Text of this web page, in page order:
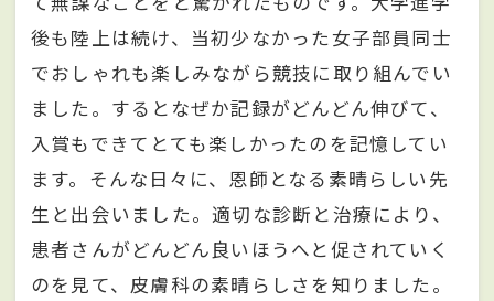
後も陸上は続け、当初少なかった女子部員同士
でおしゃれも楽しみながら競技に取り組んでい
ました。するとなぜか記録がどんどん伸びて、
入賞もできてとても楽しかったのを記憶してい
ます。そんな日々に、恩師となる素晴らしい先
生と出会いました。適切な診断と治療により、
患者さんがどんどん良いほうへと促されていく
のを見て、皮膚科の素晴らしさを知りました。